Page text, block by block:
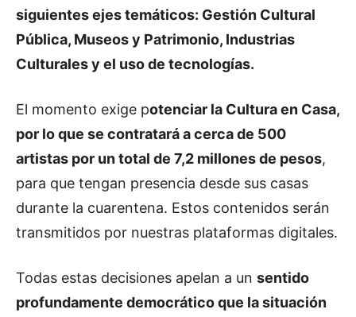
siguientes ejes temáticos: Gestión Cultural
Pública, Museos y Patrimonio, Industrias
Culturales y el uso de tecnologías.
El momento exige potenciar la Cultura en Casa,
por lo que se contratará a cerca de 500
artistas por un total de 7,2 millones de pesos,
para que tengan presencia desde sus casas
durante la cuarentena. Estos contenidos serán
transmitidos por nuestras plataformas digitales.
Todas estas decisiones apelan a un sentido
profundamente democrático que la situación